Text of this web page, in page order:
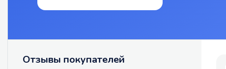
Отзывы покупателей